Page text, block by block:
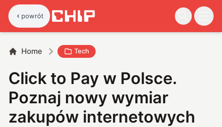
powrót
Home Tech
Click to Pay w Polsce.
Poznaj nowy wymiar
zakupów internetowych